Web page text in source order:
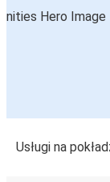
Usługi na